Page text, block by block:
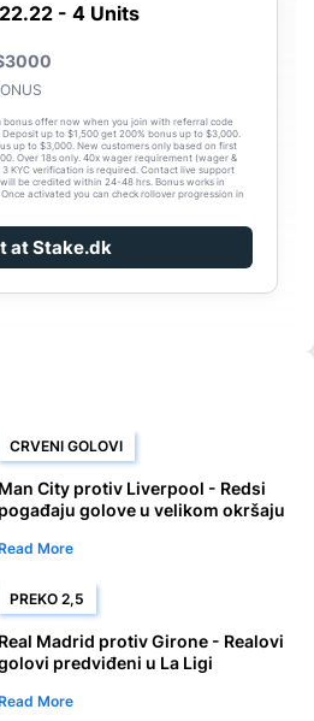
- 4 Units
bonus offer now when you join with referral code
up to $1,500 get 200% bonus up to $3,000.
up to $3,000. New customers only based on first
Over 18s only. 40x wager requirement (wager &
KYC verification is required. Contact live support
be credited within 24-48 hrs. Bonus works in
activated you can check rollover progression in
at Stake.dk
CRVENI GOLOVI
Man City protiv Liverpool - Redsi
pogađaju golove u velikom okršaju
More
PREKO 2,5
Real Madrid protiv Girone - Realovi
predviđeni u La Ligi
More